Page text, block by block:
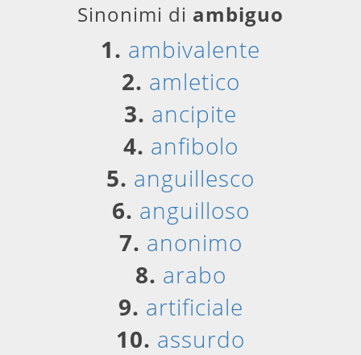
Sinonimi di ambiguo
1. ambivalente
2. amletico
3. ancipite
4. anfibolo
5. anguillesco
6. anguilloso
7. anonimo
8. arabo
9. artificiale
10. assurdo